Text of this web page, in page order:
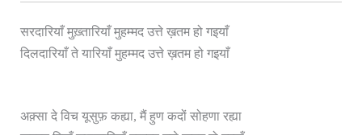
सरदारियाँ मुख़्तारियाँ मुहम्मद उत्ते ख़तम हो गइयाँ
दिलदारियाँ ते यारियाँ मुहम्मद उत्ते ख़तम हो गइयाँ
अक़्सा दे विच यूसुफ़ कह्या, मैं हुण कदों सोहणा रह्या